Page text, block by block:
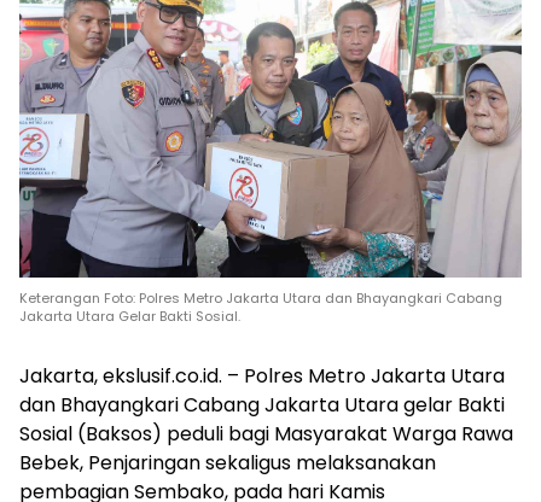
Keterangan Foto: Polres Metro Jakarta Utara dan Bhayangkari Cabang
Jakarta Utara Gelar Bakti Sosial.
Jakarta, ekslusif.co.id. – Polres Metro Jakarta Utara
dan Bhayangkari Cabang Jakarta Utara gelar Bakti
Sosial (Baksos) peduli bagi Masyarakat Warga Rawa
Bebek, Penjaringan sekaligus melaksanakan
pembagian Sembako, pada hari Kamis